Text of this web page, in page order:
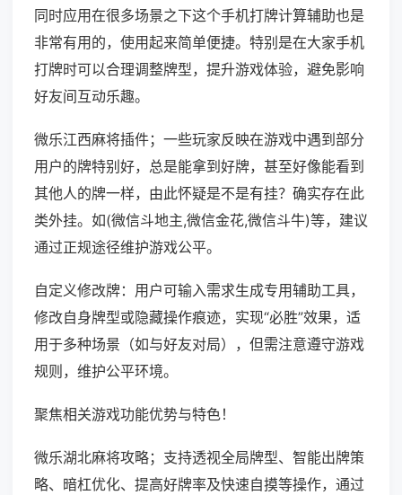
同时应用在很多场景之下这个手机打牌计算辅助也是
非常有用的，使用起来简单便捷。特别是在大家手机
打牌时可以合理调整牌型，提升游戏体验，避免影响
好友间互动乐趣。
微乐江西麻将插件；一些玩家反映在游戏中遇到部分
用户的牌特别好，总是能拿到好牌，甚至好像能看到
其他人的牌一样，由此怀疑是不是有挂？确实存在此
类外挂。如(微信斗地主,微信金花,微信斗牛)等，建议
通过正规途径维护游戏公平。
自定义修改牌：用户可输入需求生成专用辅助工具，
修改自身牌型或隐藏操作痕迹，实现“必胜”效果，适
用于多种场景（如与好友对局），但需注意遵守游戏
规则，维护公平环境。
聚焦相关游戏功能优势与特色！
微乐湖北麻将攻略；支持透视全局牌型、智能出牌策
略、暗杠优化、提高好牌率及快速自摸等操作，通过